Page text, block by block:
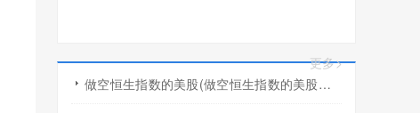
更多>
做空恒生指数的美股(做空恒生指数的美股有哪些)